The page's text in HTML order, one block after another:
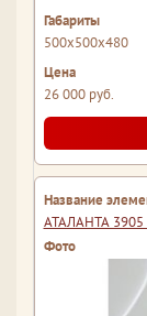
500x500x480
26 000 руб.
АТАЛАНТА 3905